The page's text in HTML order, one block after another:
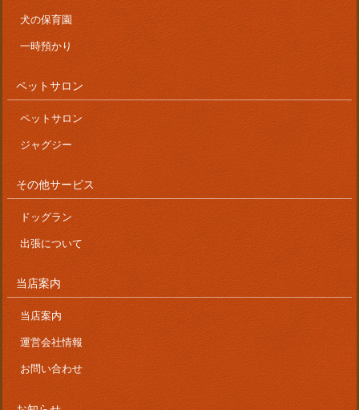
犬の保育園
一時預かり
ペットサロン
ペットサロン
ジャグジー
その他サービス
ドッグラン
出張について
当店案内
当店案内
運営会社情報
お問い合わせ